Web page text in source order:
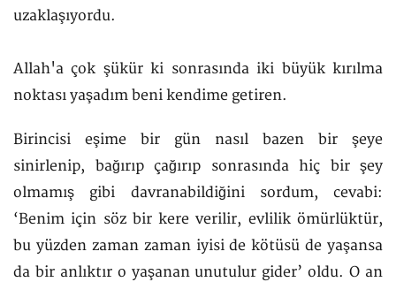
uzaklaşıyordu.
Allah'a çok şükür ki sonrasında iki büyük kırılma
noktası yaşadım beni kendime getiren.
Birincisi eşime bir gün nasıl bazen bir şeye
sinirlenip, bağırıp çağırıp sonrasında hiç bir şey
olmamış gibi davranabildiğini sordum, cevabi:
‘Benim için söz bir kere verilir, evlilik ömürlüktür,
bu yüzden zaman zaman iyisi de kötüsü de yaşansa
da bir anlıktır o yaşanan unutulur gider’ oldu. O an